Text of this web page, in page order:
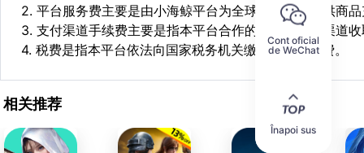
2. 平台服务费主要是由小海鲸平台为全球华人用户提供商
3. 支付渠道手续费主要是指本平台合作的第三方支付渠道
4. 税费是指本平台依法向国家税务机关缴纳的各项税费。
相关推荐
Cont oficial
de WeChat
Înapoi sus